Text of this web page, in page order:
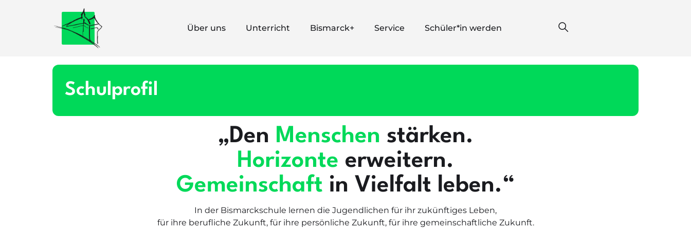
Über uns Unterricht Bismarck+ Service Schüler*in werden
Schulprofil
„Den Menschen stärken.
Horizonte erweitern.
Gemeinschaft in Vielfalt leben.“
In der Bismarckschule lernen die Jugendlichen für ihr zukünftiges Leben,
für ihre berufliche Zukunft, für ihre persönliche Zukunft, für ihre gemeinschaftliche Zukunft.